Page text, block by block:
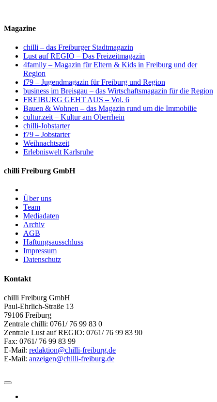
Magazine
chilli – das Freiburger Stadtmagazin
Lust auf REGIO – Das Freizeitmagazin
4family – Magazin für Eltern & Kids in Freiburg und der
Region
f79 – Jugendmagazin für Freiburg und Region
business im Breisgau – das Wirtschaftsmagazin für die Region
FREIBURG GEHT AUS – Vol. 6
Bauen & Wohnen – das Magazin rund um die Immobilie
cultur.zeit – Kultur am Oberrhein
chilli-Jobstarter
f79 – Jobstarter
Weihnachtszeit
Erlebniswelt Karlsruhe
chilli Freiburg GmbH
Über uns
Team
Mediadaten
Archiv
AGB
Haftungsausschluss
Impressum
Datenschutz
Kontakt
chilli Freiburg GmbH
Paul-Ehrlich-Straße 13
79106 Freiburg
Zentrale chilli: 0761/ 76 99 83 0
Zentrale Lust auf REGIO: 0761/ 76 99 83 90
Fax: 0761/ 76 99 83 99
E-Mail: redaktion@chilli-freiburg.de
E-Mail: anzeigen@chilli-freiburg.de